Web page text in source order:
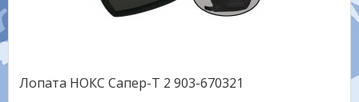
Лопата НОКС Сапер-Т 2 903-670321